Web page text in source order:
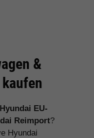
&
Hyundai EU-
Reimport?
Hyundai